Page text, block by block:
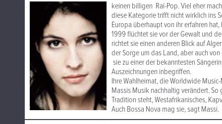
keinen billigen Raï-Pop. Viel eher
diese Kategorie trifft nicht wirklich ins
Europa überhaupt von ihr erfahren
1999 flüchtet sie vor der Gewalt und
richtet sie einen anderen Blick auf
der Sorge um das Land, aber auch
sie zu einer der bekanntesten
Auszeichnungen inbegriffen.
Ihre Wahlheimat, die Worldwide
Massis Musik nachhaltig verändert.
Tradition steht, Westafrikanisches,
Auch Bossa Nova mag sie, sagt Massi.